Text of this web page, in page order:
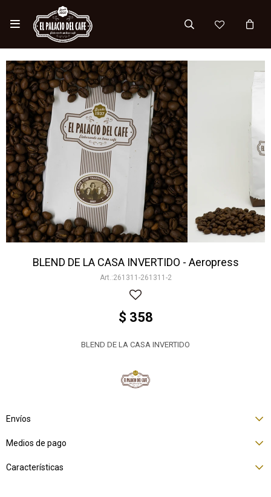

BLEND DE LA CASA INVERTIDO - Aeropress
261311-261311-2
$ 358
BLEND DE LA CASA INVERTIDO
Envíos
Medios de pago
Características